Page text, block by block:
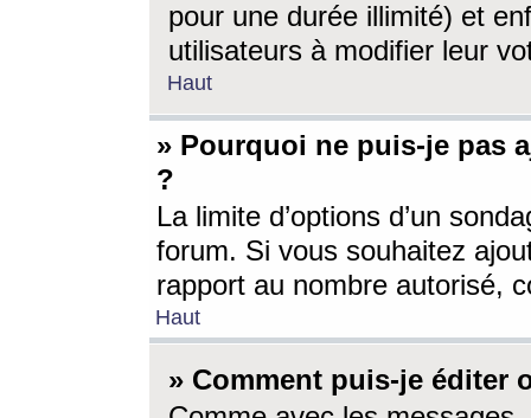
pour une durée illimité) et
utilisateurs à modifier leur
Haut
» Pourquoi ne puis-je pas
?
La limite d’options d’un
forum. Si vous souhaitez
rapport au nombre autorisé,
Haut
» Comment puis-je éditer